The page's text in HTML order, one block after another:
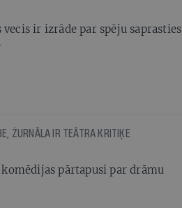
ir izrāde par spēju saprasties
ŽURNĀLA IR TEĀTRA KRITIĶE
pārtapusi par drāmu